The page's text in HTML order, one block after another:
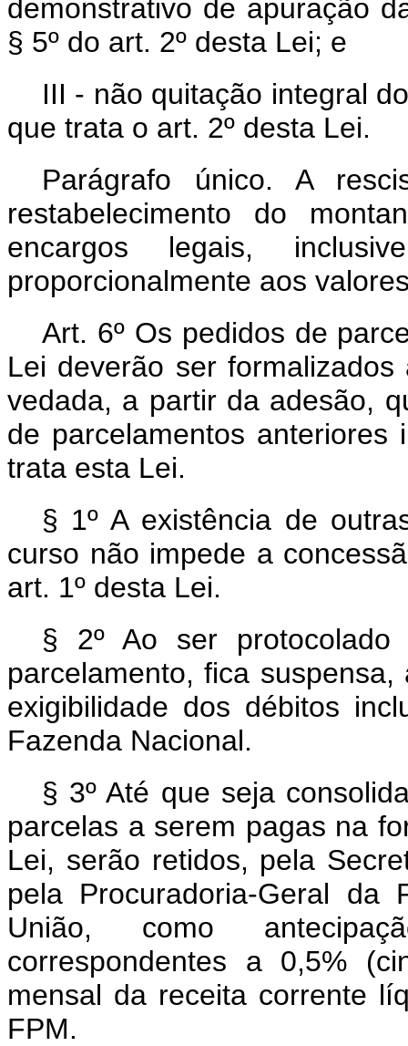
demonstrativo de apuração
§ 5º do art. 2º desta Lei; e
III - não quitação integral
que trata o art. 2º desta Lei.
Parágrafo único. A
restabelecimento do
encargos legais,
proporcionalmente aos
Art. 6º Os pedidos de
Lei deverão ser
vedada, a partir da adesão,
de parcelamentos anteriores
trata esta Lei.
§ 1º A existência de
curso não impede a
art. 1º desta Lei.
§ 2º Ao ser
parcelamento, fica
exigibilidade dos débitos
Fazenda Nacional.
§ 3º Até que seja
parcelas a serem pagas na
Lei, serão retidos, pela
pela Procuradoria-Geral da
União, como
correspondentes a 0,5%
mensal da receita corrente
FPM.